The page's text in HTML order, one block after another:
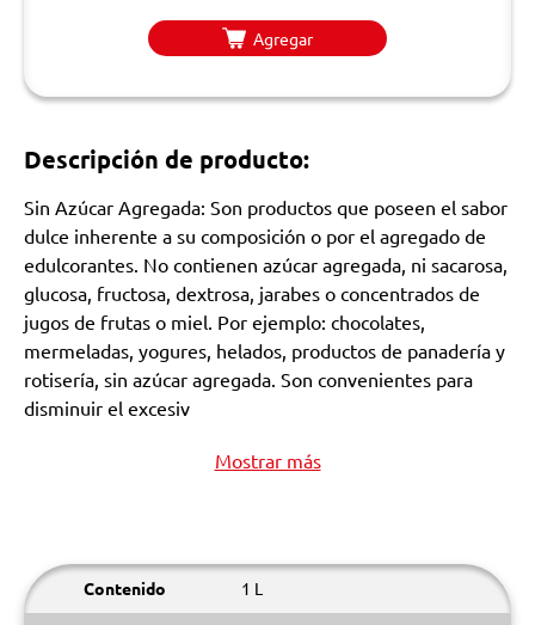
Agregar
Descripción de producto:
Sin Azúcar Agregada: Son productos que poseen el sabor
dulce inherente a su composición o por el agregado de
edulcorantes. No contienen azúcar agregada, ni sacarosa,
glucosa, fructosa, dextrosa, jarabes o concentrados de
jugos de frutas o miel. Por ejemplo: chocolates,
mermeladas, yogures, helados, productos de panadería y
rotisería, sin azúcar agregada. Son convenientes para
disminuir el excesiv
Mostrar más
Contenido 1 L